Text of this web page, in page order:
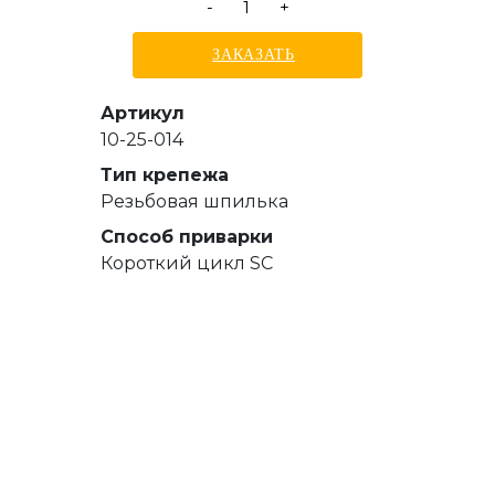
- +
ЗАКАЗАТЬ
Артикул
10-25-014
Тип крепежа
Резьбовая шпилька
Способ приварки
Короткий цикл SC